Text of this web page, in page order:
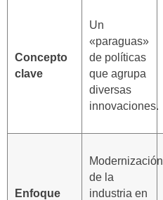
Concepto
clave
Un
«paraguas»
de políticas
que agrupa
diversas
innovaciones.
Enfoque
Modernización
de la
industria en